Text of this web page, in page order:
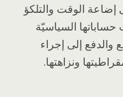
الوقت والتلكؤ
السياسيّة
والدفع إلى إجراء
ونزاهتها.